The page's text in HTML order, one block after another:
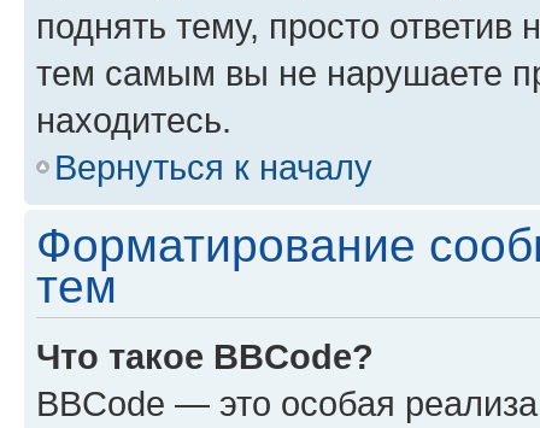
поднять тему, просто ответив
тем самым вы не нарушаете
находитесь.
Вернуться к началу
Форматирование
тем
Что такое BBCode?
BBCode — это особая